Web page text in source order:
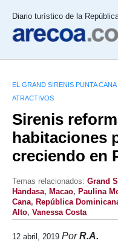
Diario turístico de la
EL GRAND SIRENIS PUNTA
ATRACTIVOS
Sirenis
habitaciones
creciendo en
Temas relacionados: Grand
Handasa, Macao, Paulina
Cana, República
Alto, Vanessa Costa
12 abril, 2019 PorR.A.